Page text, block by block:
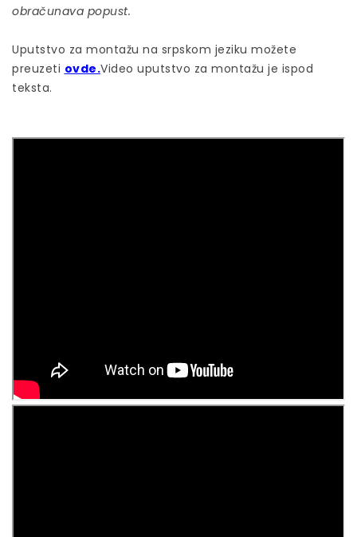
obračunava popust.
Uputstvo za montažu na srpskom jeziku možete
preuzeti ovde.Video uputstvo za montažu je ispod
teksta.